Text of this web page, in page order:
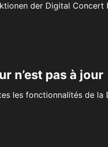
der Digital Concert
n’est pas à jour
les fonctionnalités de la